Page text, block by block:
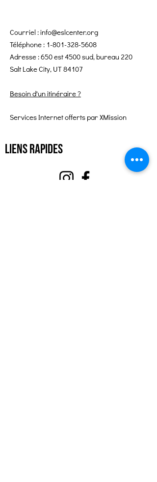
Courriel :info@eslcenter.org
Téléphone : 1-801-328-5608
Adresse : 650 est 4500 sud, bureau 220
Salt Lake City, UT 84107
Besoin d'un itinéraire ?
Services Internet offerts par XMission
Liens rapides